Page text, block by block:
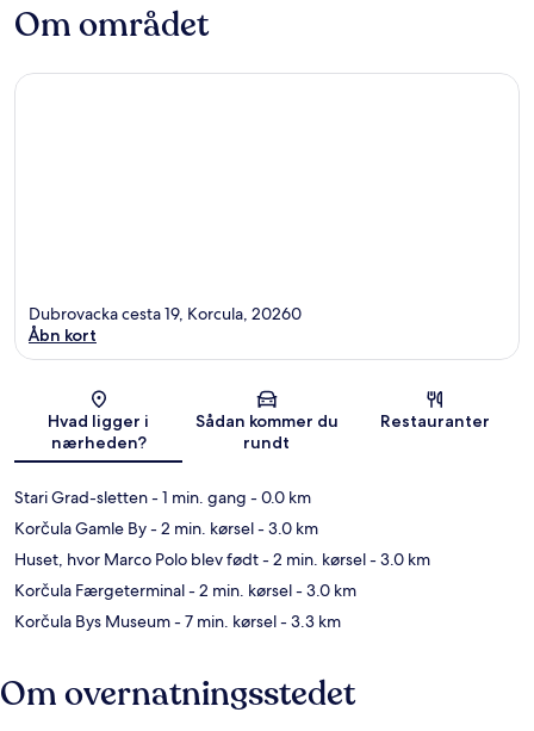
Om området
Kort
Dubrovacka cesta 19, Korcula, 20260
Åbn kort
Hvad ligger i
nærheden?
Sådan kommer du
rundt
Restauranter
Stari Grad-sletten- 1 min. gang - 0.0 km
Korčula Gamle By- 2 min. kørsel- 3.0 km
Huset, hvor Marco Polo blev født- 2 min. kørsel- 3.0 km
Korčula Færgeterminal- 2 min. kørsel- 3.0 km
Korčula Bys Museum- 7 min. kørsel- 3.3 km
Om overnatningsstedet